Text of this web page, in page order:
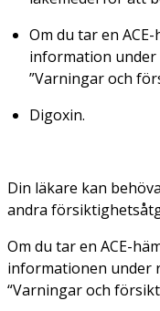
Om du tar en
information under
”Varningar och
Digoxin.
Din läkare kan
andra
Om du tar en ACE-
informationen under
“Varningar och